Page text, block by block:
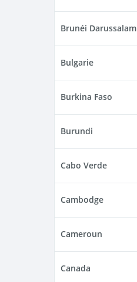
Brunéi Darussalam
Bulgarie
Burkina Faso
Burundi
Cabo Verde
Cambodge
Cameroun
Canada